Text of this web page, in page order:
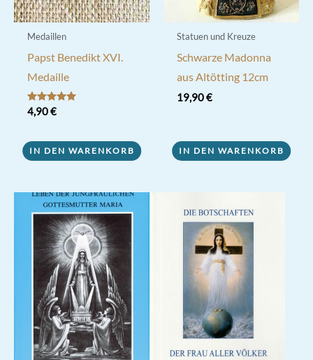
Medaillen
Papst Benedikt XVI.
Medaille
Bewertet mit
5.00
4,90€
IN DEN WARENKORB
Statuen und Kreuze
Schwarze Madonna
aus Altötting 12cm
19,90€
IN DEN WARENKORB